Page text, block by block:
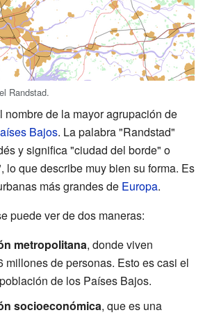
Randstad.
nombre de la mayor agrupación de
Bajos. La palabra "Randstad"
y significa "ciudad del borde" o
lo que describe muy bien su forma. Es
más grandes de Europa.
puede ver de dos maneras:
metropolitana, donde viven
millones de personas. Esto es casi el
de los Países Bajos.
socioeconómica, que es una